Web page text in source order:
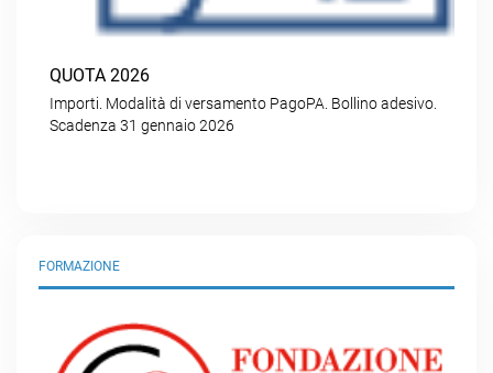
QUOTA 2026
Importi. Modalità di versamento PagoPA. Bollino adesivo.
Scadenza 31 gennaio 2026
FORMAZIONE